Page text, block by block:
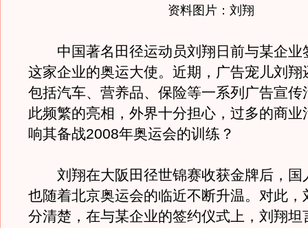
资料图片：刘翔
中国著名田径运动员刘翔日前与某企业
这家企业的奥运大使。近期，广告宠儿刘翔
包括汽车、营养品、保险等一系列广告宣传
此频繁的亮相，外界十分担心，过多的商业
响其备战2008年奥运会的训练？
刘翔在大阪田径世锦赛收获金牌后，国
也随着北京奥运会的临近不断升温。对此，
分清楚，在与某企业的签约仪式上，刘翔坦